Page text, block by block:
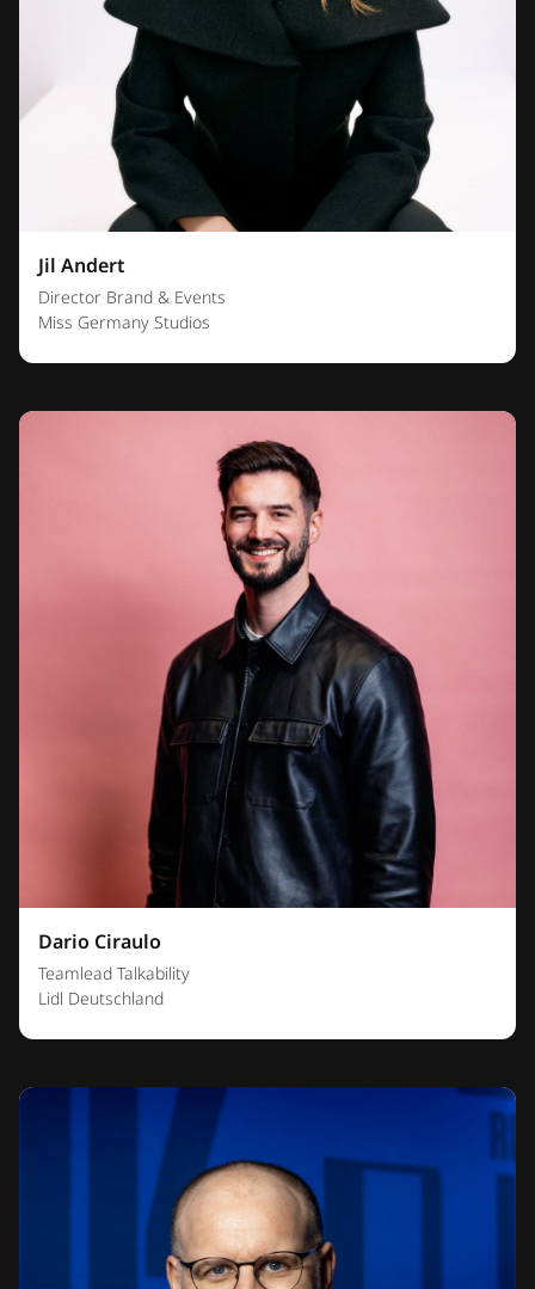
Jil Andert
Director Brand & Events
Miss Germany Studios
Dario Ciraulo
Teamlead Talkability
Lidl Deutschland